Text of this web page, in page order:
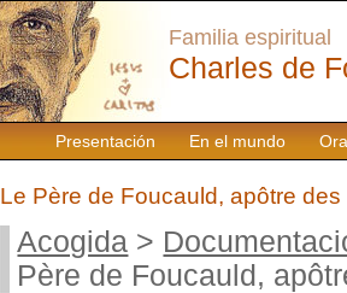
Presentación En el mundo
Familia espiritual
Charles de
Le Père de Foucauld, apôtre
Acogida >
Père de Foucauld,